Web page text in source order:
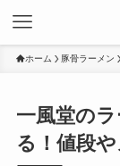
ホーム 豚骨ラーメン
一風堂の
る！値段